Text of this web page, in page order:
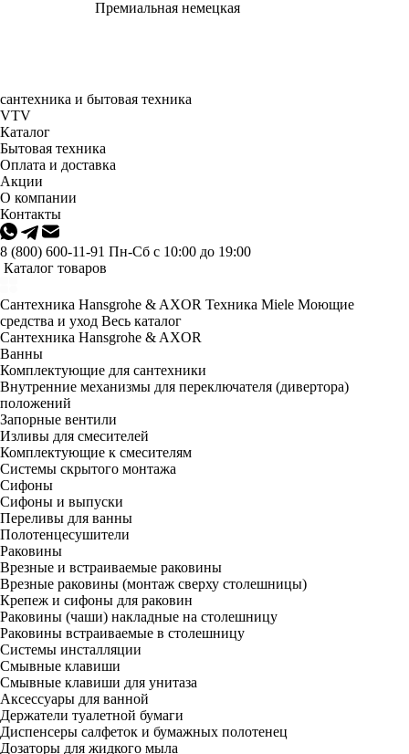
Премиальная немецкая
сантехника и бытовая техника
VTV
Каталог
Бытовая техника
Оплата и доставка
Акции
О компании
Контакты
8 (800) 600-11-91 Пн-Сб с 10:00 до 19:00
Каталог товаров
Сантехника Hansgrohe & AXOR Техника Miele Моющие
средства и уход Весь каталог
Сантехника Hansgrohe & AXOR
Ванны
Комплектующие для сантехники
Внутренние механизмы для переключателя (дивертора)
положений
Запорные вентили
Изливы для смесителей
Комплектующие к смесителям
Системы скрытого монтажа
Сифоны
Сифоны и выпуски
Переливы для ванны
Полотенцесушители
Раковины
Врезные и встраиваемые раковины
Врезные раковины (монтаж сверху столешницы)
Крепеж и сифоны для раковин
Раковины (чаши) накладные на столешницу
Раковины встраиваемые в столешницу
Системы инсталляции
Смывные клавиши
Смывные клавиши для унитаза
Аксессуары для ванной
Держатели туалетной бумаги
Диспенсеры салфеток и бумажных полотенец
Дозаторы для жидкого мыла